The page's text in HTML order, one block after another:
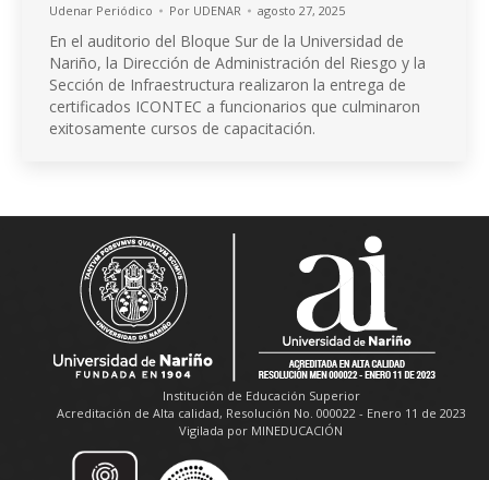
Udenar Periódico Por UDENAR agosto 27, 2025
En el auditorio del Bloque Sur de la Universidad de
Nariño, la Dirección de Administración del Riesgo y la
Sección de Infraestructura realizaron la entrega de
certificados ICONTEC a funcionarios que culminaron
exitosamente cursos de capacitación.
Institución de Educación Superior
Acreditación de Alta calidad, Resolución No. 000022 - Enero 11 de 2023
Vigilada por MINEDUCACIÓN